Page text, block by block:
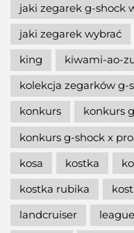
jaki zegarek g-shock
jaki zegarek wybrać
king
kiwami-ao-
kolekcja zegarków g-
konkurs
konkurs
konkurs g-shock x
kosa
kostka
kostka rubika
landcruiser